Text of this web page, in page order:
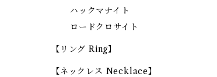
ハックマナイト
ロードクロサイト
【リング Ring】
【ネックレス Necklace】